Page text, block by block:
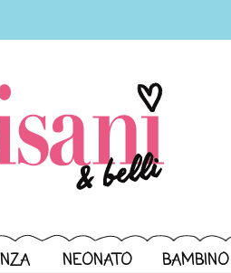
NEONATO BAMBINO